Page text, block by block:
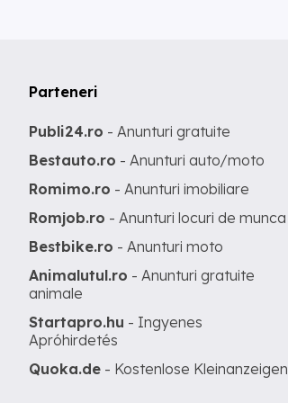
Parteneri
Publi24.ro - Anunturi gratuite
Bestauto.ro - Anunturi auto/moto
Romimo.ro - Anunturi imobiliare
Romjob.ro - Anunturi locuri de munca
Bestbike.ro - Anunturi moto
Animalutul.ro - Anunturi gratuite
animale
Startapro.hu - Ingyenes
Apróhirdetés
Quoka.de - Kostenlose Kleinanzeigen